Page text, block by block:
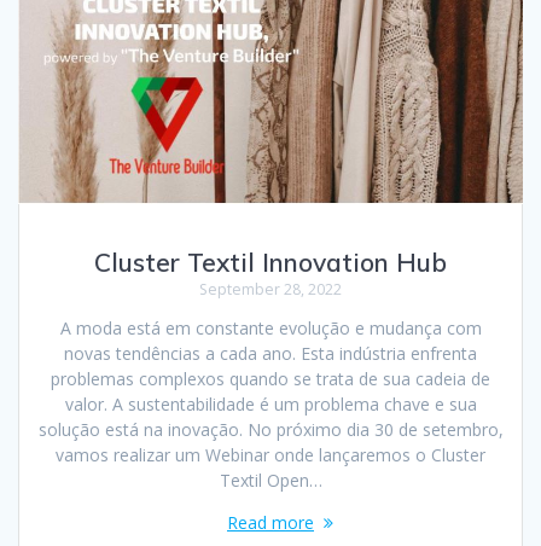
Cluster Textil Innovation Hub
September 28, 2022
A moda está em constante evolução e mudança com
novas tendências a cada ano. Esta indústria enfrenta
problemas complexos quando se trata de sua cadeia de
valor. A sustentabilidade é um problema chave e sua
solução está na inovação. No próximo dia 30 de setembro,
vamos realizar um Webinar onde lançaremos o Cluster
Textil Open…
Read more